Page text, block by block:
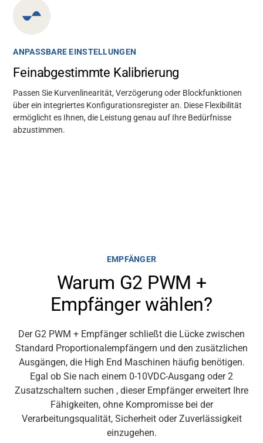
ANPASSBARE EINSTELLUNGEN
Feinabgestimmte Kalibrierung
Passen Sie Kurvenlinearität, Verzögerung oder Blockfunktionen
über ein integriertes Konfigurationsregister an. Diese Flexibilität
ermöglicht es Ihnen, die Leistung genau auf Ihre Bedürfnisse
abzustimmen.
EMPFÄNGER
Warum G2 PWM +
Empfänger wählen?
Der G2 PWM + Empfänger schließt die Lücke zwischen
Standard Proportionalempfängern und den zusätzlichen
Ausgängen, die High End Maschinen häufig benötigen.
Egal ob Sie nach einem 0-10VDC-Ausgang oder 2
Zusatzschaltern suchen , dieser Empfängererweitert Ihre
Fähigkeiten, ohne Kompromisse bei der
Verarbeitungsqualität, Sicherheit oder Zuverlässigkeit
einzugehen.